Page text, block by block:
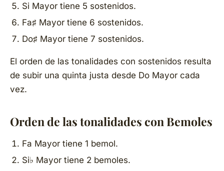
Si Mayor tiene 5 sostenidos.
Fa♯ Mayor tiene 6 sostenidos.
Do♯ Mayor tiene 7 sostenidos.
El orden de las tonalidades con sostenidos resulta
de subir una quinta justa desde Do Mayor cada
vez.
Orden de las tonalidades con Bemoles
Fa Mayor tiene 1 bemol.
Si♭ Mayor tiene 2 bemoles.